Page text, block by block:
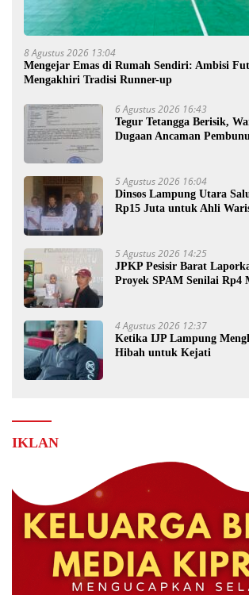
8 Agustus 2026 13:04
Mengejar Emas di Rumah Sendiri: Ambisi
Mengakhiri Tradisi Runner-up
6 Agustus 2026 16:43
Tegur Tetangga Berisik,
Dugaan Ancaman
5 Agustus 2026 16:04
Dinsos Lampung Utara
Rp15 Juta untuk Ahli
5 Agustus 2026 14:25
JPKP Pesisir Barat
Proyek SPAM Senilai
4 Agustus 2026 12:37
Ketika IJP Lampung
Hibah untuk Kejati
IKLAN